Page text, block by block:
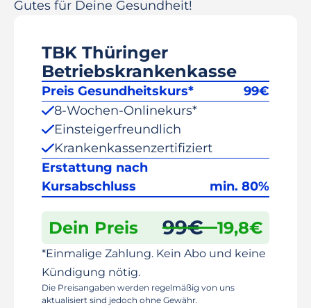
Gutes für Deine Gesundheit!
TBK Thüringer
Betriebskrankenkasse
Preis Gesundheitskurs* 99€
8-Wochen-Onlinekurs*
Einsteigerfreundlich
Krankenkassenzertifiziert
Erstattung nach
Kursabschluss
min. 80%
Dein Preis 99€ 19,8€
*Einmalige Zahlung. Kein Abo und keine
Kündigung nötig.
Die Preisangaben werden regelmäßig von uns
aktualisiert sind jedoch ohne Gewähr.